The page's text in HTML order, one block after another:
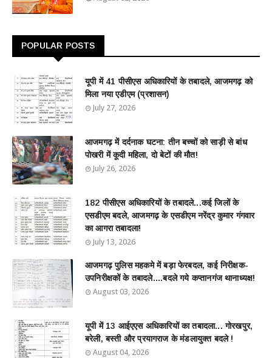
POPULAR POSTS
यूपी में 41 पीसीएस अधिकारियों के तबादले, आजमगढ़ को
मिला नया एडीएम (प्रशासन)
July 27, 2026
आजमगढ़ में दर्दनाक घटना: तीन बच्चों को साड़ी से बांध
पोखरी में कूदी महिला, दो बेटों की मौत!
July 26, 2026
182 पीसीएस अधिकारियों के तबादले...कई जिलों के
एसडीएम बदले, आजमगढ़ के एसडीएम नरेंद्र कुमार गंगवार
का आगरा तबादला!
July 13, 2026
आजमगढ़ पुलिस महकमे में बड़ा फेरबदल, कई निरीक्षक-
उपनिरीक्षकों के तबादले....बदले गये कप्तानगंज थानाध्यक्ष!
August 03, 2026
यूपी में 13 आईएएस अधिकारियों का तबादला... गोरखपुर,
बरेली, बस्ती और प्रयागराज के मंडलायुक्त बदले !
August 04, 2026